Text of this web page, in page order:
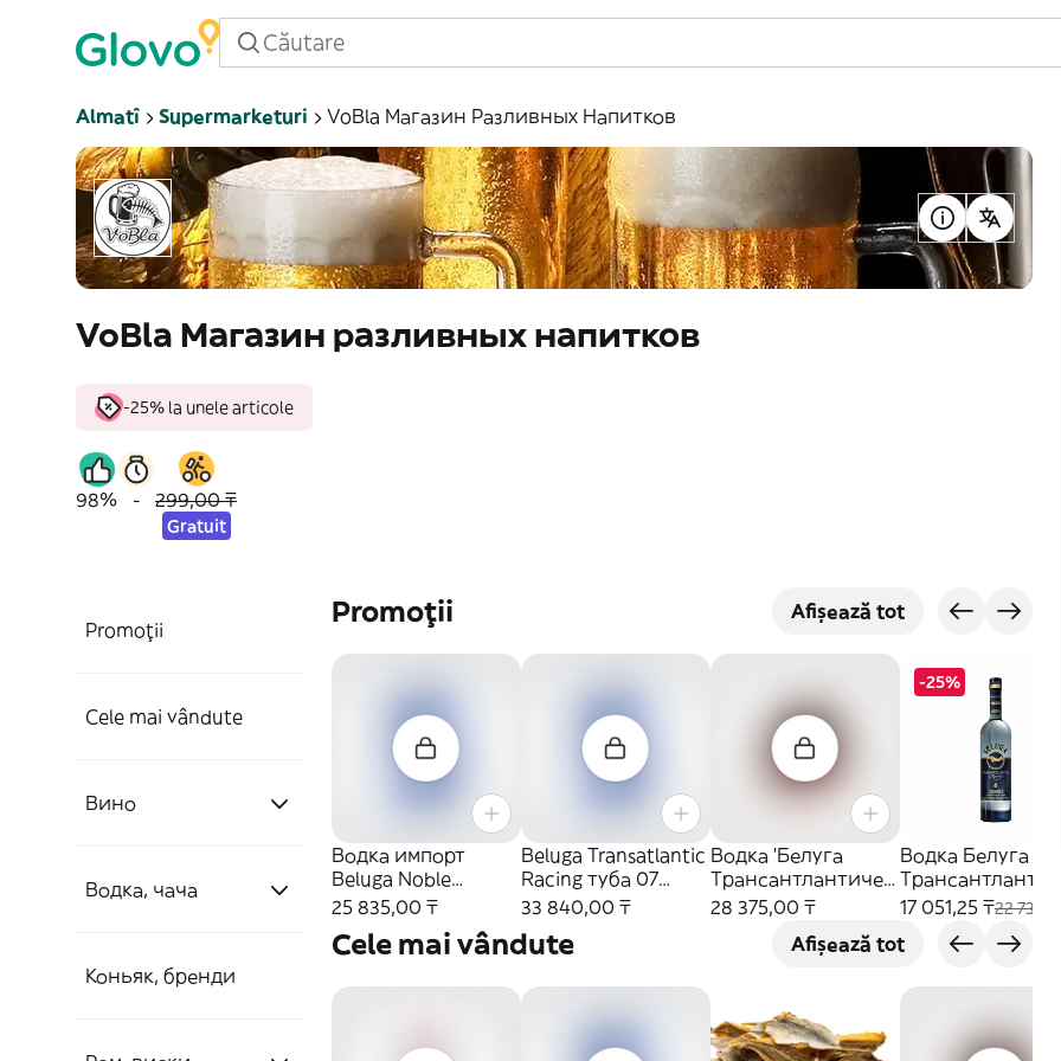
Almatî Supermarketuri VoBla Магазин Разливных Напитков
VoBla Магазин разливных напитков
-25% la unele articole
98% - 299,00 ₸
Gratuit
Promoții
Cele mai vândute
Вино
Розовое вино
Вино розовое
Белое вино
Водка, чача
Водка.
Коньяк, бренди
Promoții Afișează tot
Водка импорт
Beluga Noble
celebration 0,7 л
40% Мариинский
ЛВЗ ОАО с/б
25 835,00 ₸
Beluga Transatlantic
Racing туба 07
Водка
33 840,00 ₸
Водка 'Белуга
Трансантлантичес
кая Рейсинг', 0.7л
28 375,00 ₸
-25%
Водка Белуга
кая, 500мл
17 051,25 ₸22
Cele mai vândute Afișează tot